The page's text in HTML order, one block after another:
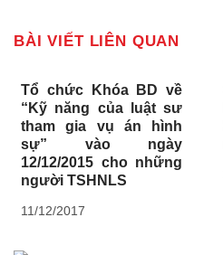
BÀI VIẾT LIÊN QUAN
Tổ chức Khóa BD về
“Kỹ năng của luật sư
tham gia vụ án hình
sự” vào ngày
12/12/2015 cho những
người TSHNLS
11/12/2017